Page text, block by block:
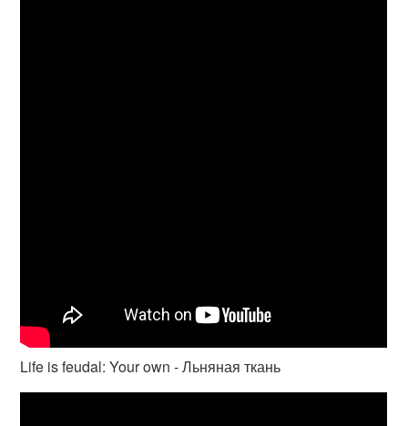
Life is feudal: Your own - Льняная ткань